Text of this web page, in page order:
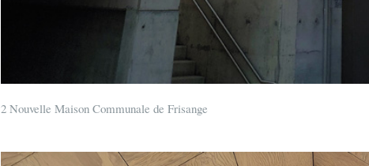
2 Nouvelle Maison Communale de Frisange